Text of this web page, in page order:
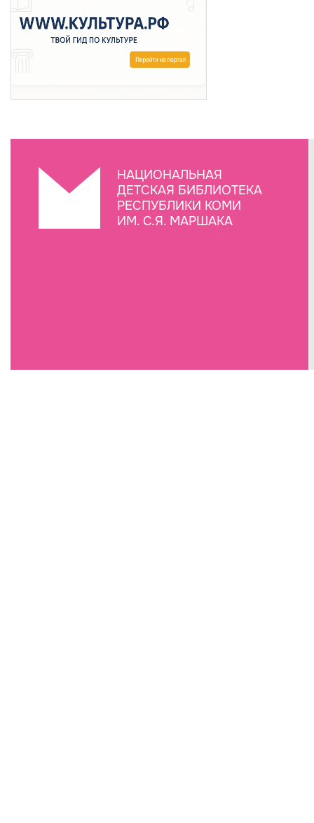
НАЦИОНАЛЬНАЯ
ДЕТСКАЯ БИБЛИОТЕКА
РЕСПУБЛИКИ КОМИ
ИМ. С.Я. МАРШАКА